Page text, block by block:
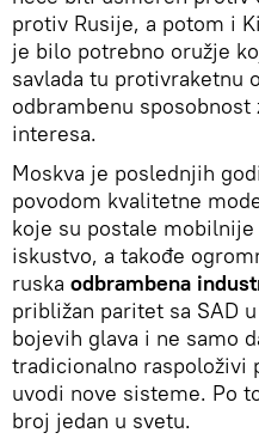
protiv Rusije, a potom i
je bilo potrebno oružje
savlada tu protivraketnu
odbrambenu
interesa.
Moskva je poslednjih
povodom kvalitetne
koje su postale
iskustvo, a takođe
ruska odbrambena
približan paritet sa SAD
bojevih glava i ne samo
tradicionalno raspoloživi
uvodi nove sisteme. Po
broj jedan u svetu.